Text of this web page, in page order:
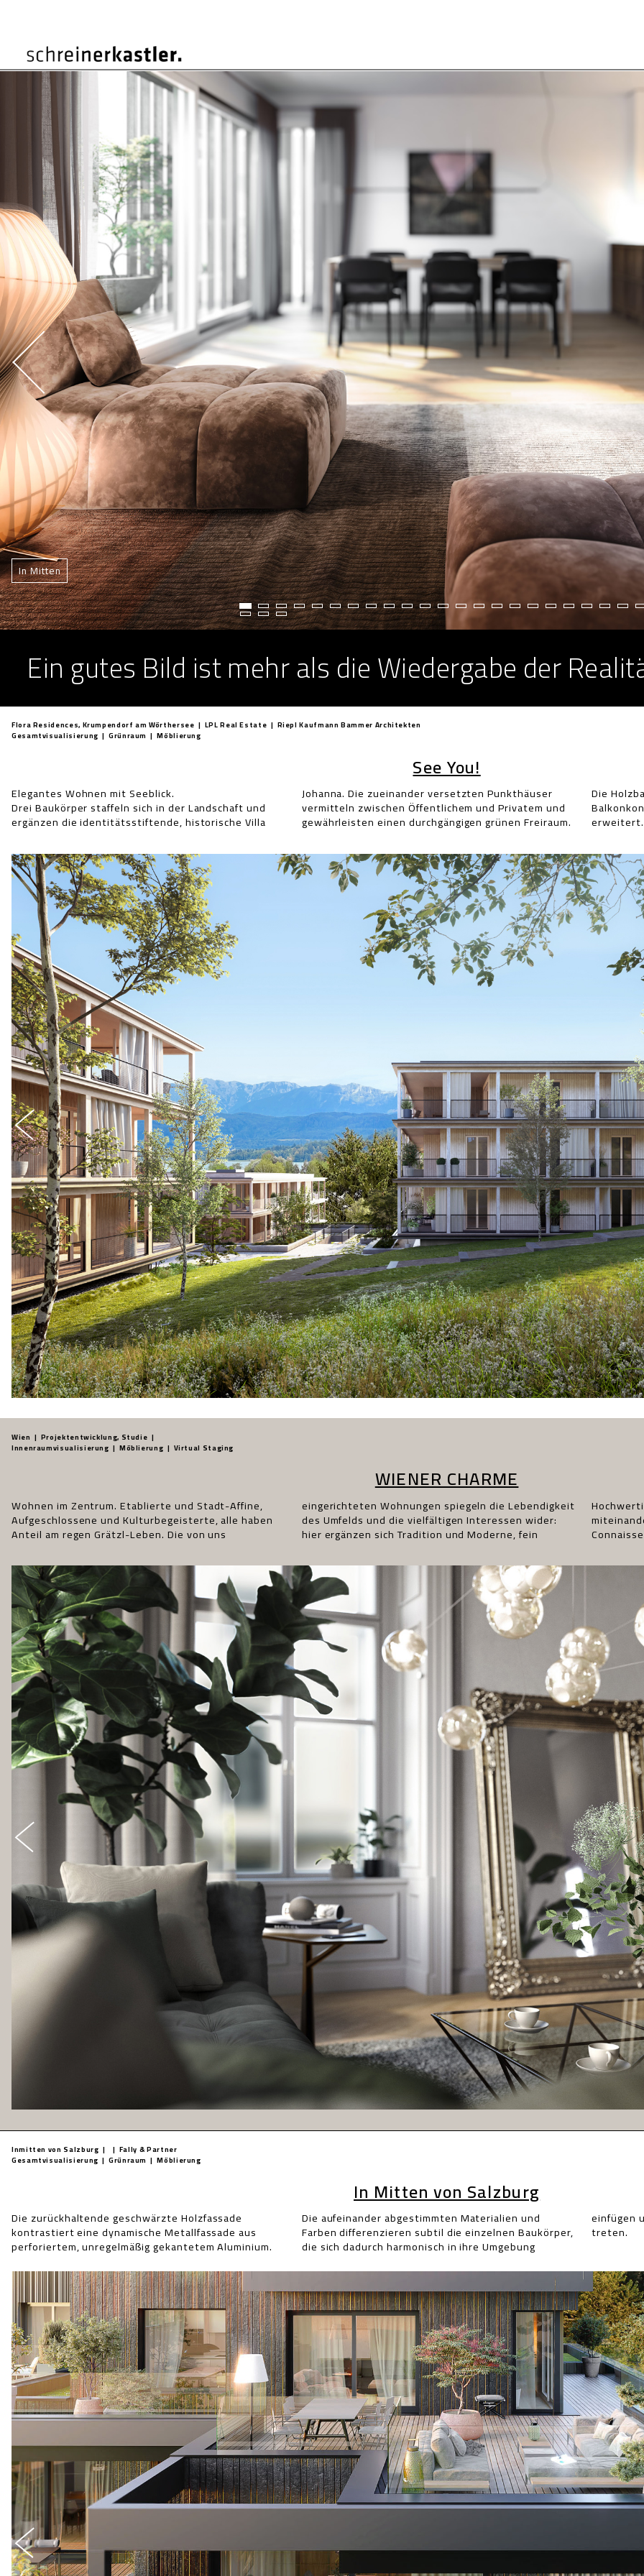
In Mitten
Ein gutes Bild ist mehr als die Wiedergabe der
Flora Residences, Krumpendorf am Wörthersee | LPL Real Estate | Riepl Kaufmann Bammer Architekten
Gesamtvisualisierung | Grünraum | Möblierung
See You!
Elegantes Wohnen mit Seeblick.
Drei Baukörper staffeln sich in der Landschaft und
ergänzen die identitätsstiftende, historische Villa
Johanna. Die zueinander versetzten Punkthäuser
vermitteln zwischen Öffentlichem und Privatem und
gewährleisten einen durchgängigen grünen Freiraum.
Die Holzbauten werden mit umlaufenden, filigranen
Balkonkonstruktionen mit textilen Vorhängen
erweitert.
Wien | Projektentwicklung, Studie |
Innenraumvisualisierung | Möblierung | Virtual Staging
WIENER CHARME
Wohnen im Zentrum. Etablierte und Stadt-Affine,
Aufgeschlossene und Kulturbegeisterte, alle haben
Anteil am regen Grätzl-Leben. Die von uns
eingerichteten Wohnungen spiegeln die Lebendigkeit
des Umfelds und die vielfältigen Interessen wider:
hier ergänzen sich Tradition und Moderne, fein
Hochwertiges und günstig Trendiges leben
miteinander. Und Design-Klassiker verraten den
Inmitten von Salzburg | | Fally & Partner
Gesamtvisualisierung | Grünraum | Möblierung
In Mitten von Salzburg
Die zurückhaltende geschwärzte Holzfassade
kontrastiert eine dynamische Metallfassade aus
perforiertem, unregelmäßig gekantetem Aluminium.
Die aufeinander abgestimmten Materialien und
Farben differenzieren subtil die einzelnen Baukörper,
die sich dadurch harmonisch in ihre Umgebung
einfügen und dennoch selbstbewusst in Erscheinung
treten.